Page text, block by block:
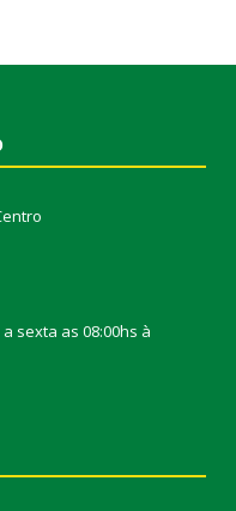
sexta as 08:00hs à